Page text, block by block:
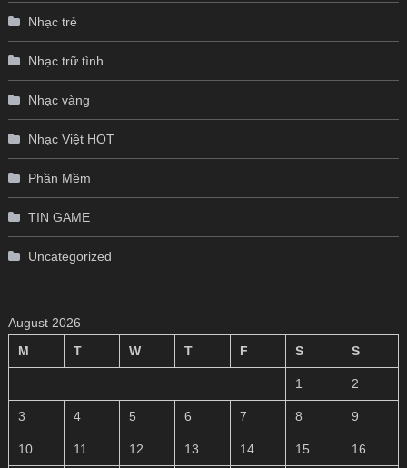
Nhạc trẻ
Nhạc trữ tình
Nhạc vàng
Nhạc Việt HOT
Phần Mềm
TIN GAME
Uncategorized
August 2026
M
T W T F S S
1 2
3 4 5 6 7 8 9
10 11 12 13 14 15 16